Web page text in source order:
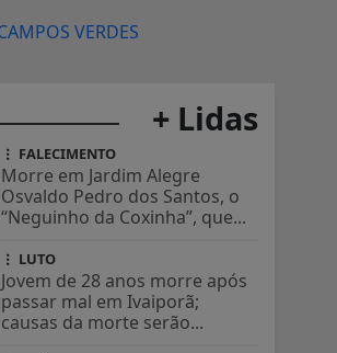
+ Lidas
FALECIMENTO
Morre em Jardim Alegre
Osvaldo Pedro dos Santos, o
“Neguinho da Coxinha”, que...
LUTO
Jovem de 28 anos morre após
passar mal em Ivaiporã;
causas da morte serão...